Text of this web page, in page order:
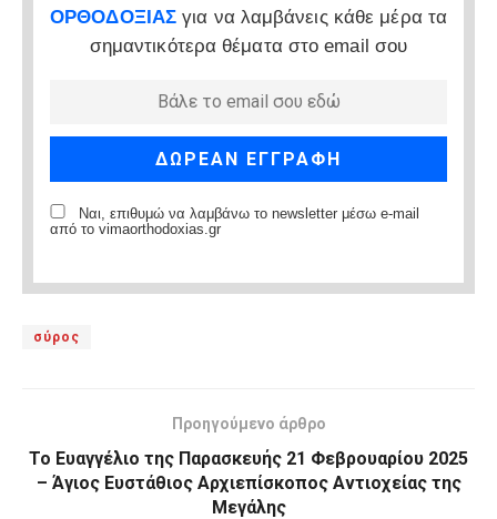
ΟΡΘΟΔΟΞΙΑΣ για να λαμβάνεις κάθε μέρα τα
σημαντικότερα θέματα στο email σου
Ναι, επιθυμώ να λαμβάνω το newsletter μέσω e-mail
από το vimaorthodoxias.gr
σύρος
Προηγούμενο άρθρο
Το Ευαγγέλιο της Παρασκευής 21 Φεβρουαρίου 2025
– Άγιος Ευστάθιος Αρχιεπίσκοπος Αντιοχείας της
Μεγάλης